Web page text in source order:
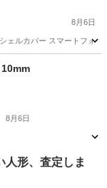
8月6日
ェルカバー スマートフォ
木工きり ソケット19mmx2 10mm
8月6日
人形、査定しま